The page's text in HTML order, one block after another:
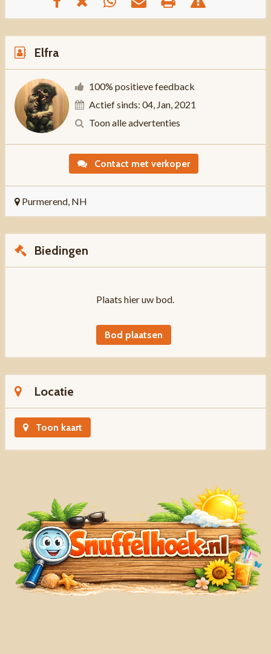
Elfra
100% positieve feedback
Actief sinds: 04, Jan, 2021
Toon alle advertenties
Contact met verkoper
Purmerend, NH
Biedingen
Plaats hier uw bod.
Bod plaatsen
Locatie
Toon kaart